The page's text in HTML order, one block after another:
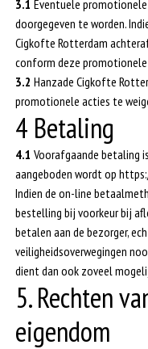
3.1 Eventuele
doorgegeven te worden.
Cigkofte Rotterdam
conform deze
3.2 Hanzade Cigkofte
promotionele acties te
4 Betaling
4.1 Voorafgaande betaling
aangeboden wordt op
Indien de on-line
bestelling bij voorkeur bij
betalen aan de bezorger,
veiligheidsoverwegingen
dient dan ook zoveel
5. Rechten
eigendom